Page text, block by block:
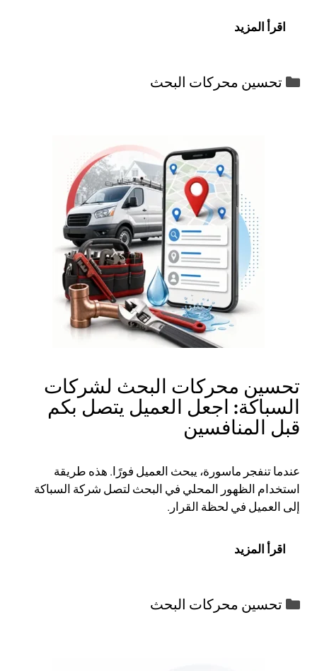
اقرأ المزيد
التصنيفات
تحسين محركات البحث
تحسين محركات البحث لشركات
السباكة: اجعل العميل يتصل بكم
قبل المنافسين
عندما تنفجر ماسورة، يبحث العميل فورًا. هذه طريقة
استخدام الظهور المحلي في البحث لتصل شركة السباكة
إلى العميل في لحظة القرار.
اقرأ المزيد
التصنيفات
تحسين محركات البحث